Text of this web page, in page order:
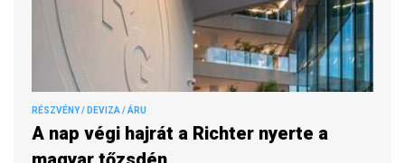
RÉSZVÉNY / DEVIZA / ÁRU
A nap végi hajrát a Richter nyerte a